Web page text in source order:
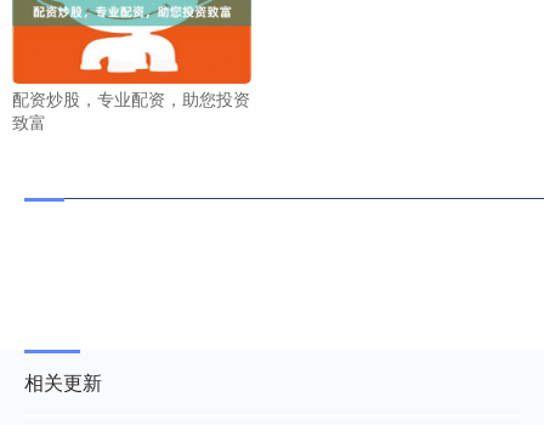
配资炒股，专业配资，助您投资
致富
相关更新